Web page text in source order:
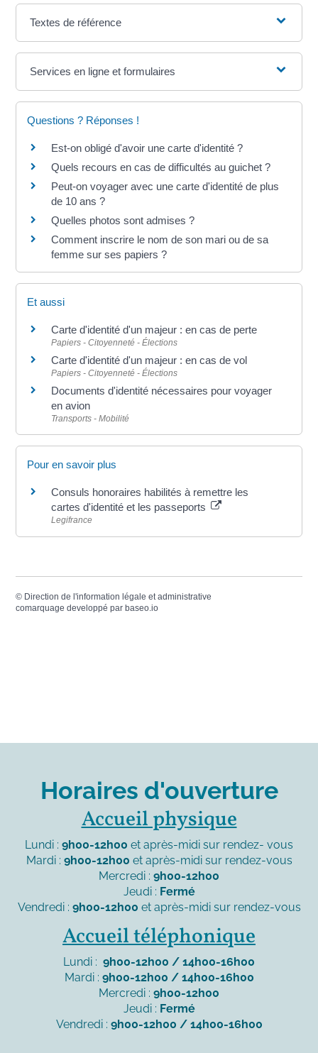
Textes de référence
Services en ligne et formulaires
Questions ? Réponses !
Est-on obligé d'avoir une carte d'identité ?
Quels recours en cas de difficultés au guichet ?
Peut-on voyager avec une carte d'identité de plus
de 10 ans ?
Quelles photos sont admises ?
Comment inscrire le nom de son mari ou de sa
femme sur ses papiers ?
Et aussi
Carte d'identité d'un majeur : en cas de perte
Papiers - Citoyenneté - Élections
Carte d'identité d'un majeur : en cas de vol
Papiers - Citoyenneté - Élections
Documents d'identité nécessaires pour voyager
en avion
Transports - Mobilité
Pour en savoir plus
Consuls honoraires habilités à remettre les
cartes d'identité et les passeports
Legifrance
© Direction de l'information légale et administrative
comarquage developpé parbaseo.io
Horaires d'ouverture
Accueil physique
Lundi : 9h00-12h00 et après-midi sur rendez- vous
Mardi : 9h00-12h00 et après-midi sur rendez-vous
Mercredi : 9h00-12h00
Jeudi : Fermé
Vendredi : 9h00-12h00 et après-midi sur rendez-vous
Accueil téléphonique
Lundi : 9h00-12h00 / 14h00-16h00
Mardi : 9h00-12h00 / 14h00-16h00
Mercredi : 9h00-12h00
Jeudi : Fermé
Vendredi : 9h00-12h00 / 14h00-16h00